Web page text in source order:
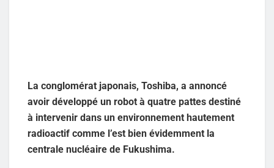
La conglomérat japonais, Toshiba, a annoncé
avoir développé un robot à quatre pattes destiné
à intervenir dans un environnement hautement
radioactif comme l’est bien évidemment la
centrale nucléaire de Fukushima.